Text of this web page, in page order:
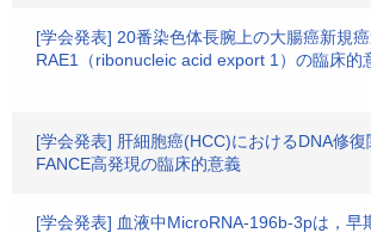
[学会発表] 20番染色体長腕上の大腸癌新規
RAE1（ribonucleic acid export 1）の臨床的
[学会発表] 肝細胞癌(HCC)におけるDNA修
FANCE高発現の臨床的意義
[学会発表] 血液中MicroRNA-196b-3pは，早